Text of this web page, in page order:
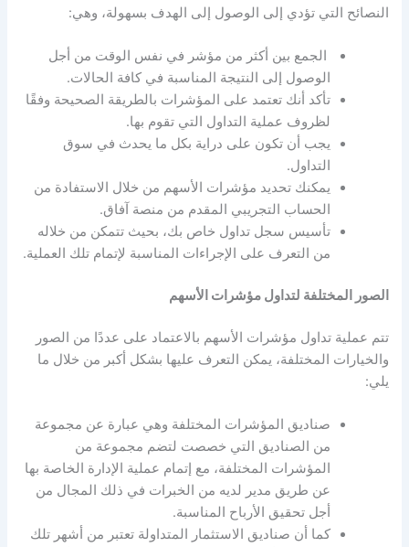
النصائح التي تؤدي إلى الوصول إلى الهدف بسهولة، وهي:
الجمع بين أكثر من مؤشر في نفس الوقت من أجل
الوصول إلى النتيجة المناسبة في كافة الحالات.
تأكد أنك تعتمد على المؤشرات بالطريقة الصحيحة وفقًا
لظروف عملية التداول التي تقوم بها.
يجب أن تكون على دراية بكل ما يحدث في سوق
التداول.
يمكنك تحديد مؤشرات الأسهممن خلال الاستفادة من
الحساب التجريبي المقدم من منصة آفاق.
تأسيس سجل تداول خاص بك، بحيث تتمكن من خلاله
من التعرف على الإجراءات المناسبة لإتمام تلك العملية.
الصور المختلفةلتداول مؤشرات الأسهم
تتم عملية تداول مؤشرات الأسهمبالاعتماد على عددًا من الصور
والخيارات المختلفة، يمكن التعرف عليها بشكل أكبر من خلال ما
يلي:
صناديق المؤشرات المختلفة وهي عبارة عن مجموعة
من الصناديق التي خصصت لتضم مجموعة من
المؤشرات المختلفة، مع إتمام عملية الإدارة الخاصة بها
عن طريق مدير لديه من الخبرات في ذلك المجال من
أجل تحقيق الأرباح المناسبة.
كما أن صناديق الاستثمار المتداولة تعتبر من أشهر تلك